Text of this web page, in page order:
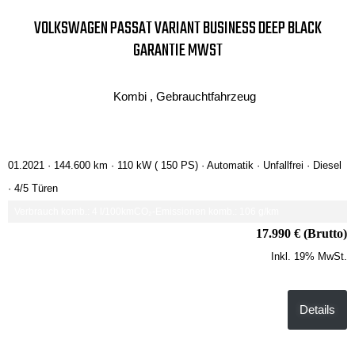
VOLKSWAGEN PASSAT VARIANT BUSINESS DEEP BLACK
GARANTIE MWST
Kombi , Gebrauchtfahrzeug
01.2021 · 144.600 km · 110 kW ( 150 PS) · Automatik · Unfallfrei · Diesel
· 4/5 Türen
17.990 € (Brutto)
Inkl. 19% MwSt.
Details